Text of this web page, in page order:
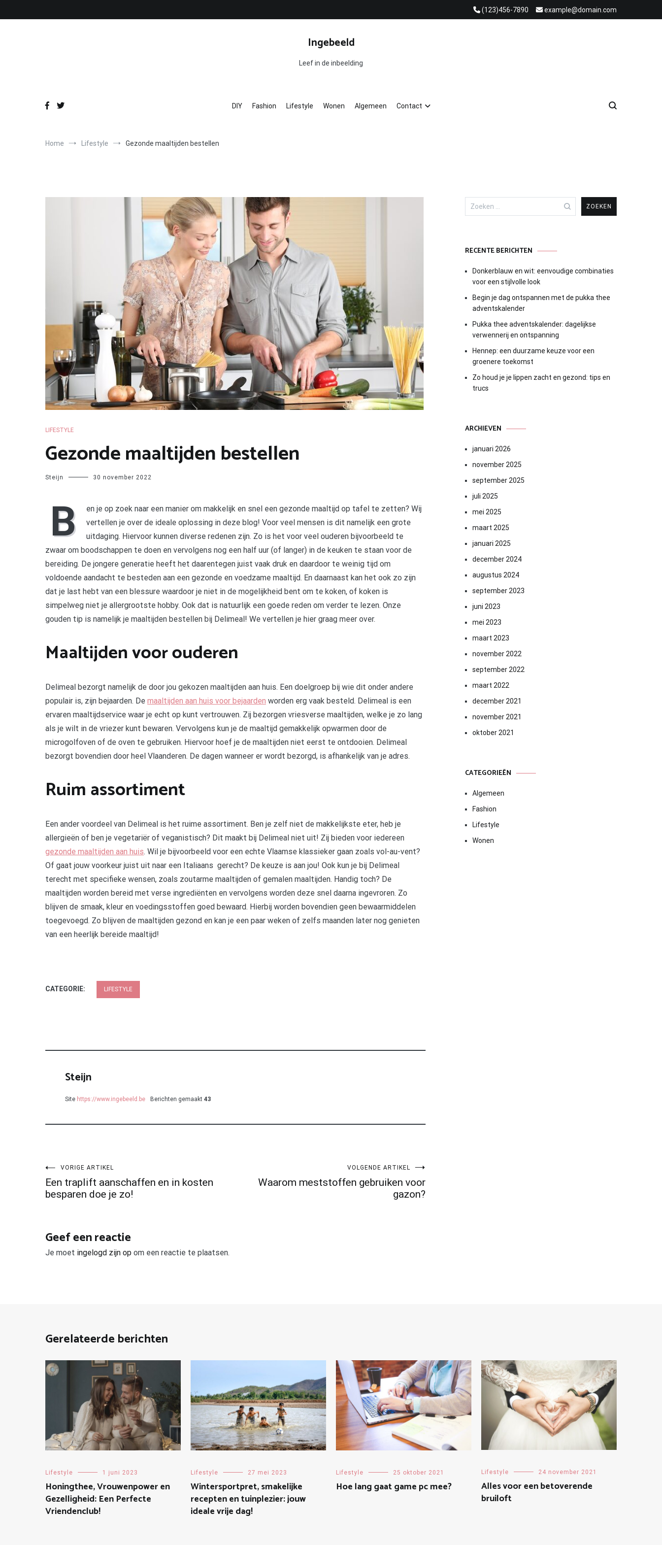
(123)456-7890 example@domain.com
Ingebeeld
Leef in de inbeelding
DIY Fashion Lifestyle Wonen Algemeen Contact
Home Lifestyle Gezonde maaltijden bestellen
LIFESTYLE
Gezonde maaltijden bestellen
Steijn 30 november 2022
B
en je op zoek naar een manier om makkelijk en snel een gezonde maaltijd op tafel te zetten? Wij
vertellen je over de ideale oplossing in deze blog! Voor veel mensen is dit namelijk een grote
uitdaging. Hiervoor kunnen diverse redenen zijn. Zo is het voor veel ouderen bijvoorbeeld te
zwaar om boodschappen te doen en vervolgens nog een half uur (of langer) in de keuken te staan voor de
bereiding. De jongere generatie heeft het daarentegen juist vaak druk en daardoor te weinig tijd om
voldoende aandacht te besteden aan een gezonde en voedzame maaltijd. En daarnaast kan het ook zo zijn
dat je last hebt van een blessure waardoor je niet in de mogelijkheid bent om te koken, of koken is
simpelweg niet je allergrootste hobby. Ook dat is natuurlijk een goede reden om verder te lezen. Onze
gouden tip is namelijk je maaltijden bestellen bij Delimeal! We vertellen je hier graag meer over.
Maaltijden voor ouderen
Delimeal bezorgt namelijk de door jou gekozen maaltijden aan huis. Een doelgroep bij wie dit onder andere
populair is, zijn bejaarden. De maaltijden aan huis voor bejaarden worden erg vaak besteld. Delimeal is een
ervaren maaltijdservice waar je echt op kunt vertrouwen. Zij bezorgen vriesverse maaltijden, welke je zo lang
als je wilt in de vriezer kunt bewaren. Vervolgens kun je de maaltijd gemakkelijk opwarmen door de
microgolfoven of de oven te gebruiken. Hiervoor hoef je de maaltijden niet eerst te ontdooien. Delimeal
bezorgt bovendien door heel Vlaanderen. De dagen wanneer er wordt bezorgd, is afhankelijk van je adres.
Ruim assortiment
Een ander voordeel van Delimeal is het ruime assortiment. Ben je zelf niet de makkelijkste eter, heb je
allergieën of ben je vegetariër of veganistisch? Dit maakt bij Delimeal niet uit! Zij bieden voor iedereen
gezonde maaltijden aan huis. Wil je bijvoorbeeld voor een echte Vlaamse klassieker gaan zoals vol-au-vent?
Of gaat jouw voorkeur juist uit naar een Italiaans gerecht? De keuze is aan jou! Ook kun je bij Delimeal
terecht met specifieke wensen, zoals zoutarme maaltijden of gemalen maaltijden. Handig toch? De
maaltijden worden bereid met verse ingrediënten en vervolgens worden deze snel daarna ingevroren. Zo
blijven de smaak, kleur en voedingsstoffen goed bewaard. Hierbij worden bovendien geen bewaarmiddelen
toegevoegd. Zo blijven de maaltijden gezond en kan je een paar weken of zelfs maanden later nog genieten
van een heerlijk bereide maaltijd!
CATEGORIE: LIFESTYLE
Steijn
Site https://www.ingebeeld.be Berichten gemaakt 43
Bericht
navigatie
VORIGE ARTIKEL
Een traplift aanschaffen en in kosten
besparen doe je zo!
VOLGENDE ARTIKEL
Waarom meststoffen gebruiken voor
gazon?
Geef een reactie
Je moet ingelogd zijn op om een reactie te plaatsen.
Zoeken
naar:
RECENTE BERICHTEN
Donkerblauw en wit: eenvoudige combinaties
voor een stijlvolle look
Begin je dag ontspannen met de pukka thee
adventskalender
Pukka thee adventskalender: dagelijkse
verwennerij en ontspanning
Hennep: een duurzame keuze voor een
groenere toekomst
Zo houd je je lippen zacht en gezond: tips en
trucs
ARCHIEVEN
januari 2026
november 2025
september 2025
juli 2025
mei 2025
maart 2025
januari 2025
december 2024
augustus 2024
september 2023
juni 2023
mei 2023
maart 2023
november 2022
september 2022
maart 2022
december 2021
november 2021
oktober 2021
CATEGORIEËN
Algemeen
Fashion
Lifestyle
Wonen
Gerelateerde berichten
Lifestyle 1 juni 2023
Honingthee, Vrouwenpower en
Gezelligheid: Een Perfecte
Vriendenclub!
Lifestyle 27 mei 2023
Wintersportpret, smakelijke
recepten en tuinplezier: jouw
ideale vrije dag!
Lifestyle 25 oktober 2021
Hoe lang gaat game pc mee?
Lifestyle 24 november 2021
Alles voor een betoverende
bruiloft